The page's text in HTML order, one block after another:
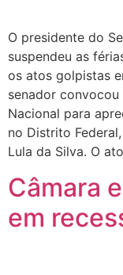
O presidente do
suspendeu as
os atos golpistas
senador
Nacional para
no Distrito
Lula da Silva. O
Câmara
em